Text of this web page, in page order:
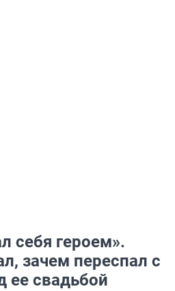
себя героем».
зачем переспал с
ее свадьбой